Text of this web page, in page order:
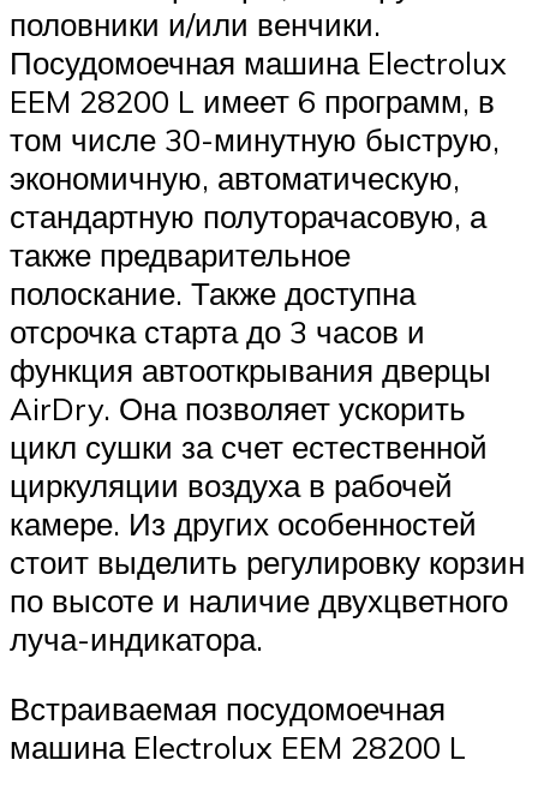
половники и/или венчики.
Посудомоечная машина Electrolux
EEM 28200 L имеет 6 программ, в
том числе 30-минутную быструю,
экономичную, автоматическую,
стандартную полуторачасовую, а
также предварительное
полоскание. Также доступна
отсрочка старта до 3 часов и
функция автооткрывания дверцы
AirDry. Она позволяет ускорить
цикл сушки за счет естественной
циркуляции воздуха в рабочей
камере. Из других особенностей
стоит выделить регулировку корзин
по высоте и наличие двухцветного
луча-индикатора.
Встраиваемая посудомоечная
машина Electrolux EEM 28200 L